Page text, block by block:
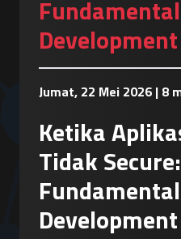
Development
Jumat, 22 Mei 2026 | 8
Ketika
Tidak
Development